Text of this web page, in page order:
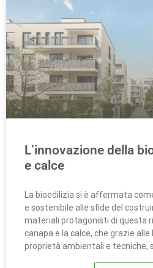
L’innovazione della
e calce
La bioedilizia si è affermata
e sostenibile alle sfide del
materiali protagonisti di questa
canapa e la calce, che grazie
proprietà ambientali e tecniche,